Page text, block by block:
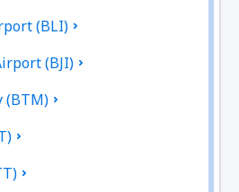
(BLI)
(BJI)
(BTM)